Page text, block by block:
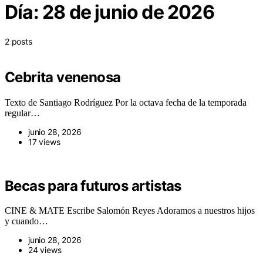
Día: 28 de junio de 2026
2 posts
Cebrita venenosa
Texto de Santiago Rodríguez Por la octava fecha de la temporada
regular…
junio 28, 2026
17 views
Becas para futuros artistas
CINE & MATE Escribe Salomón Reyes Adoramos a nuestros hijos
y cuando…
junio 28, 2026
24 views